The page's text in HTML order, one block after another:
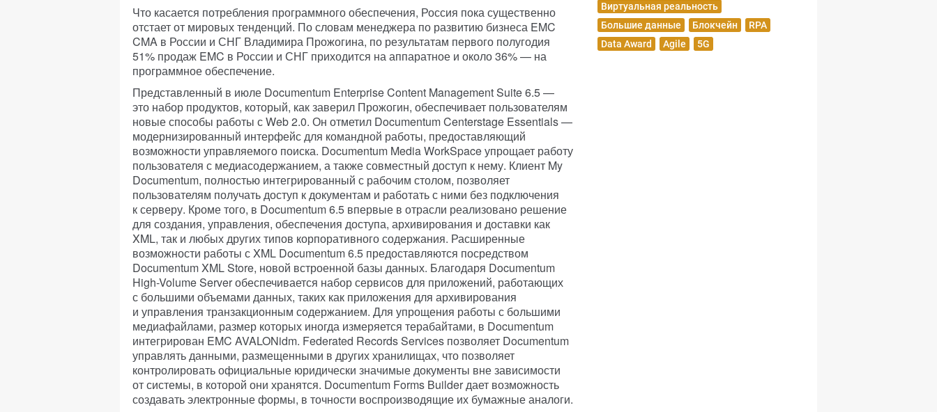
Что касается потребления программного обеспечения, Россия пока существенно
отстает от мировых тенденций. По словам менеджера по развитию бизнеса EMC
CMA в России и СНГ Владимира Прожогина, по результатам первого полугодия
51% продаж EMC в России и СНГ приходится на аппаратное и около 36% — на
программное обеспечение.
Представленный в июле Documentum Enterprise Content Management Suite 6.5 —
это набор продуктов, который, как заверил Прожогин, обеспечивает пользователям
новые способы работы с Web 2.0. Он отметил Documentum Centerstage Essentials —
модернизированный интерфейс для командной работы, предоставляющий
возможности управляемого поиска. Documentum Media WorkSpace упрощает работу
пользователя с медиасодержанием, а также совместный доступ к нему. Клиент My
Documentum, полностью интегрированный с рабочим столом, позволяет
пользователям получать доступ к документам и работать с ними без подключения
к серверу. Кроме того, в Documentum 6.5 впервые в отрасли реализовано решение
для создания, управления, обеспечения доступа, архивирования и доставки как
XML, так и любых других типов корпоративного содержания. Расширенные
возможности работы с XML Documentum 6.5 предоставляются посредством
Documentum XML Store, новой встроенной базы данных. Благодаря Documentum
High-Volume Server обеспечивается набор сервисов для приложений, работающих
с большими объемами данных, таких как приложения для архивирования
и управления транзакционным содержанием. Для упрощения работы с большими
медиафайлами, размер которых иногда измеряется терабайтами, в Documentum
интегрирован EMC AVALONidm. Federated Records Services позволяет Documentum
управлять данными, размещенными в других хранилищах, что позволяет
контролировать официальные юридически значимые документы вне зависимости
от системы, в которой они хранятся. Documentum Forms Builder дает возможность
создавать электронные формы, в точности воспроизводящие их бумажные аналоги.
Виртуальная реальность
Большие данные
Блокчейн
RPA
Data Award
Agile 5G